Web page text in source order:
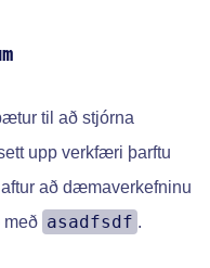
til að stjórna
upp verkfæri þarftu
að dæmaverkefninu
með asadfsdf .